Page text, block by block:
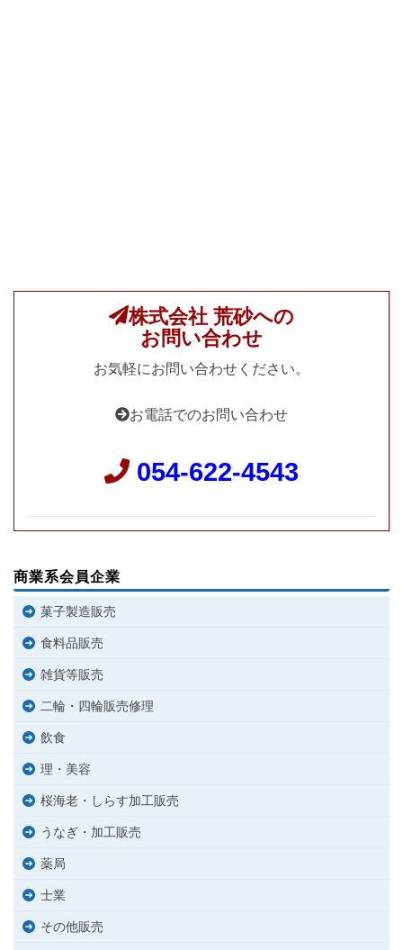
株式会社 荒砂への
お問い合わせ
お気軽にお問い合わせください。
お電話でのお問い合わせ
054-622-4543
商業系会員企業
菓子製造販売
食料品販売
雑貨等販売
二輪・四輪販売修理
飲食
理・美容
桜海老・しらす加工販売
うなぎ・加工販売
薬局
士業
その他販売